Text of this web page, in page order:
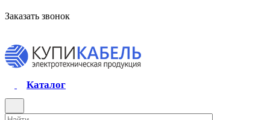
Заказать звонок
Каталог